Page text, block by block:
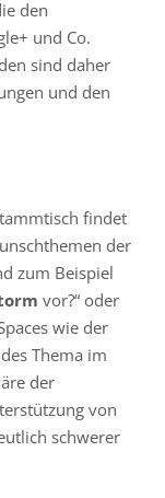
den
und Co.
sind daher
und den
findet
der
zum Beispiel
vor?“ oder
wie der
Thema im
der
von
schwerer